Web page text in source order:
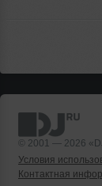
© 2001 — 2026
Условия
Контактная